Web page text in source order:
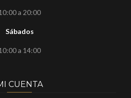
a 20:00
Sábados
a 14:00
CUENTA